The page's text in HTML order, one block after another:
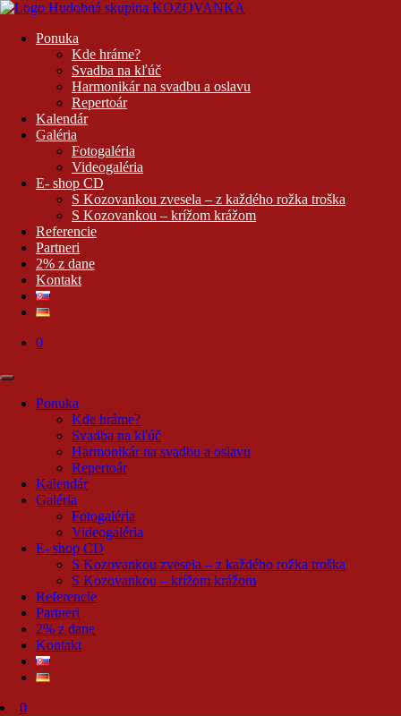
Prejsť
obsah
Hudobná skupina KOZOVANKA
pre všetky kultúrno-spoločenské podujatia +421 944 311 950
Ponuka
Kde hráme?
Svadba na kľúč
Harmonikár na svadbu a oslavu
Repertoár
Kalendár
Galéria
Fotogaléria
Videogaléria
E- shop CD
S Kozovankou zvesela – z každého rožka troška
S Kozovankou – krížom krážom
Referencie
Partneri
2% z dane
Kontakt
0
Ponuka
Kde hráme?
Svadba na kľúč
Harmonikár na svadbu a oslavu
Repertoár
Kalendár
Galéria
Fotogaléria
Videogaléria
E- shop CD
S Kozovankou zvesela – z každého rožka troška
S Kozovankou – krížom krážom
Referencie
Partneri
2% z dane
Kontakt
0